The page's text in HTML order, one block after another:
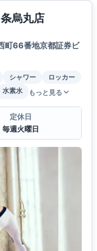
烏丸店
町66番地京都証券ビ
シャワー
ロッカー
水素水 もっと見る
定休日
毎週火曜日